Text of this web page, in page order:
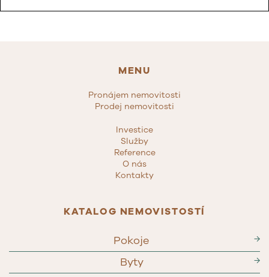
MENU
Pronájem nemovitosti
Prodej nemovitosti
Investice
Služby
Reference
O nás
Kontakty
KATALOG NEMOVISTOSTÍ
Pokoje →
Byty →